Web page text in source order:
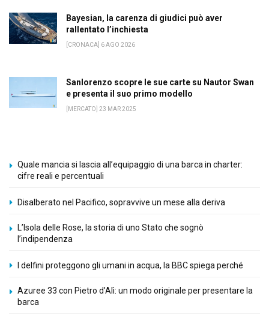
Bayesian, la carenza di giudici può aver
rallentato l’inchiesta
[CRONACA] 6 AGO 2026
Sanlorenzo scopre le sue carte su Nautor Swan
e presenta il suo primo modello
[MERCATO] 23 MAR 2025
Quale mancia si lascia all’equipaggio di una barca in charter:
cifre reali e percentuali
Disalberato nel Pacifico, sopravvive un mese alla deriva
L’Isola delle Rose, la storia di uno Stato che sognò
l’indipendenza
I delfini proteggono gli umani in acqua, la BBC spiega perché
Azuree 33 con Pietro d’Alì: un modo originale per presentare la
barca